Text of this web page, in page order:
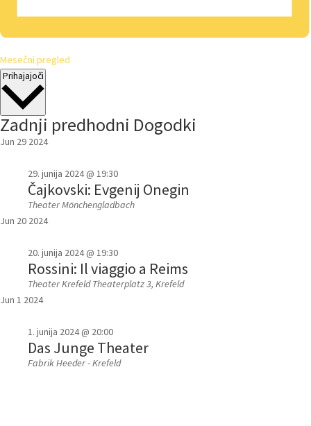
Mesečni pregled
PrihajajočiIzberite
Zadnji predhodni Dogodki
Jun 29 2024
29. junija 2024 @ 19:30
Čajkovski: Evgenij Onegin
Theater Mönchengladbach
Jun 20 2024
20. junija 2024 @ 19:30
Rossini: Il viaggio a Reims
Theater KrefeldTheaterplatz 3, Krefeld
Jun 1 2024
1. junija 2024 @ 20:00
Das Junge Theater
Fabrik Heeder - Krefeld